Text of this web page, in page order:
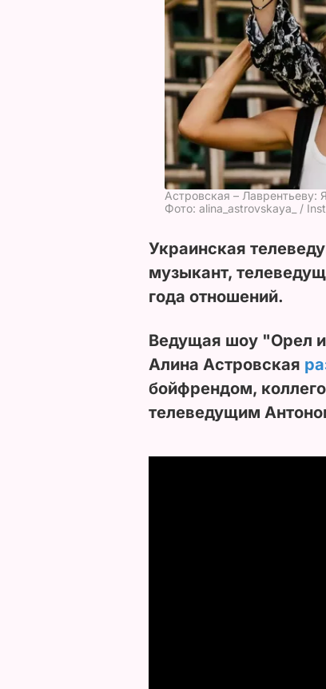
Астровская – Лаврентьеву:
Фото: alina_astrovskaya_ /
Украинская
музыкант,
года отношений.
Ведущая шоу "Орел и
Алина Астровская
бойфрендом,
телеведущим